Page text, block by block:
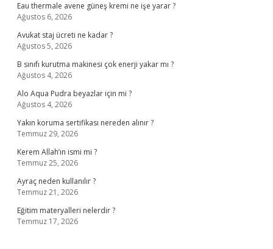
Eau thermale avene güneş kremi ne işe yarar ?
Ağustos 6, 2026
Avukat staj ücreti ne kadar ?
Ağustos 5, 2026
B sınıfı kurutma makinesi çok enerji yakar mı ?
Ağustos 4, 2026
Alo Aqua Pudra beyazlar için mi ?
Ağustos 4, 2026
Yakın koruma sertifikası nereden alınır ?
Temmuz 29, 2026
Kerem Allah’ın ismi mi ?
Temmuz 25, 2026
Ayraç neden kullanılır ?
Temmuz 21, 2026
Eğitim materyalleri nelerdir ?
Temmuz 17, 2026